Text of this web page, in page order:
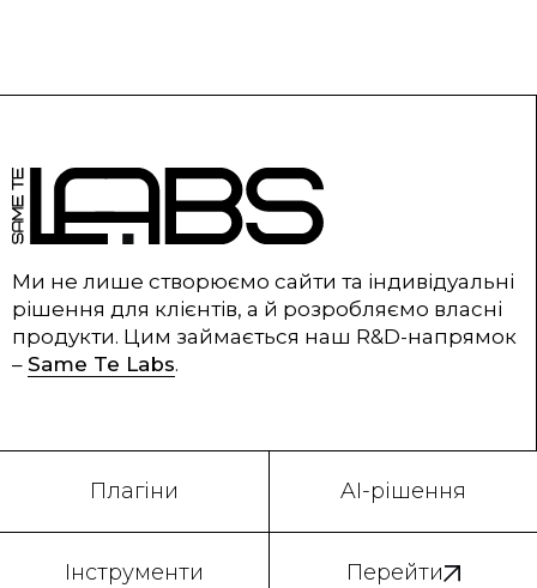
Ми не лише створюємо сайти та індивідуальні
рішення для клієнтів, а й розробляємо власні
продукти. Цим займається наш R&D-напрямок
– Same Te Labs.
Плагіни AI-рішення
Інструменти Перейти